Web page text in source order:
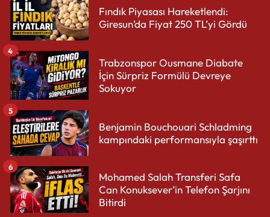
Fındık Piyasası Hareketlendi:
Giresun’da Fiyat 250 TL’yi Gördü
Trabzonspor Ousmane Diabate
İçin Sürpriz Formülü Devreye
Sokuyor
4
Benjamin Bouchouari Schladming
kampındaki performansıyla şaşırttı
5
Mohamed Salah Transferi Safa
Can Konuksever’in Telefon Şarjını
Bitirdi
6